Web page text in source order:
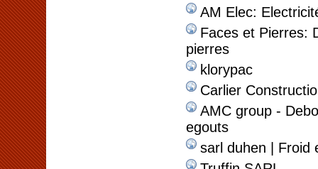
AM Elec:
Faces et Pierres:
pierres
klorypac
Carlier
AMC group -
egouts
sarl duhen | Froid